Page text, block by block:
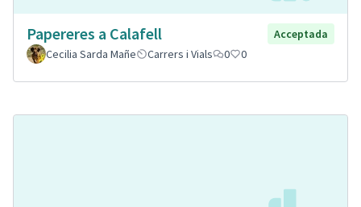
Papereres a Calafell
Acceptada
Cecilia Sarda Mañe
Carrers i Vials 0 0